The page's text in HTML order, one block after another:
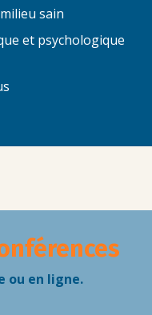
sain
et psychologique
ou en ligne.